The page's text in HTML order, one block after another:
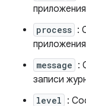
process :
message :
записи
level :